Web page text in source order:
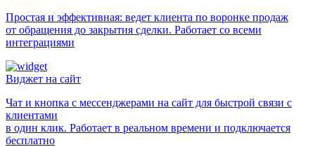
Простая и эффективная: ведет клиента по воронке продаж
от обращения до закрытия сделки. Работает со всеми
интеграциями
Виджет на сайт
Чат и кнопка с мессенджерами на сайт для быстрой связи с
клиентами
в один клик. Работает в реальном времени и подключается
бесплатно